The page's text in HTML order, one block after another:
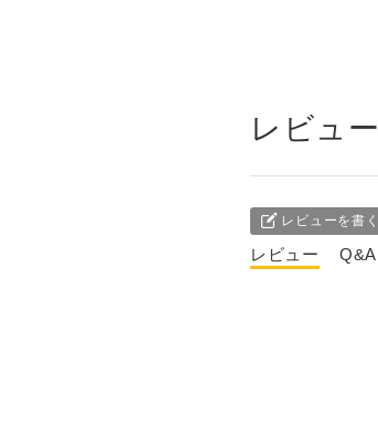
レビュー
レビューを書く
レビュー Q&A